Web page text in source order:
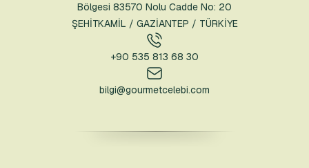
Bölgesi 83570 Nolu Cadde No: 20
ŞEHİTKAMİL / GAZİANTEP / TÜRKİYE
+90 535 813 68 30
bilgi@gourmetcelebi.com